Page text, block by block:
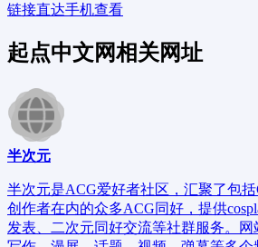
链接直达手机查看
起点中文网相关网址
半次元
半次元是ACG爱好者社区，汇聚了包
创作者在内的众多ACG同好，提供
发表、二次元同好交流等社群服务。网